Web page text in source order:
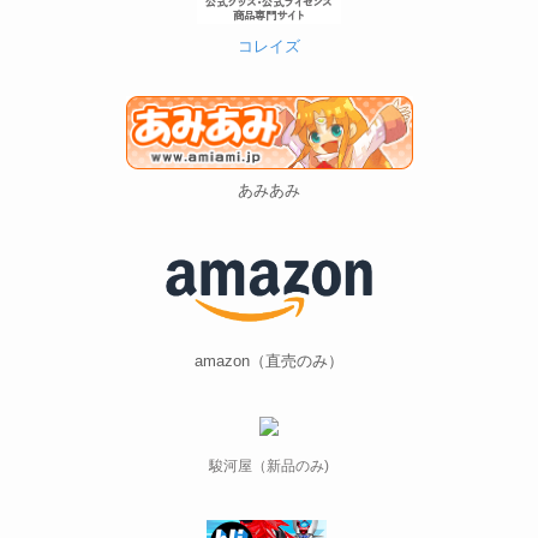
コレイズ
あみあみ
amazon（直売のみ）
駿河屋（新品のみ)